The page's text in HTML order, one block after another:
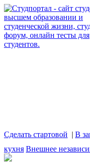
Сделать стартовой | В
кухня Внешнее